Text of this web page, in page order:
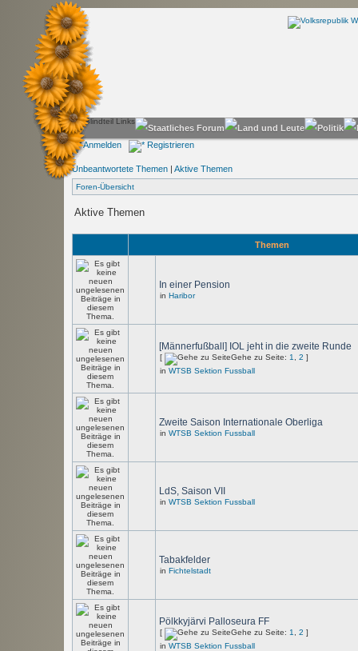
Anmelden Registrieren
Unbeantwortete Themen | Aktive Themen
Foren-Übersicht
Aktive Themen
Themen
In einer Pension
in Haribor
[Männerfußball] IOL jeht in die zweite Runde
[ Gehe zu Seite: 1 2 ]
in WTSB Sektion Fussball
Zweite Saison Internationale Oberliga
in WTSB Sektion Fussball
LdS, Saison VII
in WTSB Sektion Fussball
Tabakfelder
in Fichtelstadt
Pölkkyjärvi Palloseura FF
[ Gehe zu Seite: 1 2 ]
in WTSB Sektion Fussball